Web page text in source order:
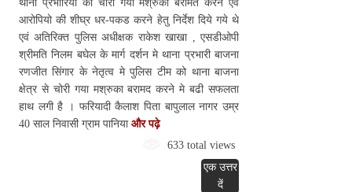
थाना प्रभारियो को चोरी गया मश्रुका बरामत करने एवं
आरोपियो की शीघ्र धर-पकड करने हेतु निर्देश दिये गये थे
एवं अतिरिक्त पुलिस अधीक्षक राकेश खाखा , एसडीओपी
श्रीमति निलम बघेल के मार्ग दर्शन मे थाना प्रभारी बाजना
रणजीत सिंगार के नेतृत्व मे पुलिस टीम को थाना बाजना
क्षेत्र से चोरी गया मश्रुका बरामद करने मे बढी सफलता
हाथ लगी है । फरियादी कैलाश पिता बापुलाल नागर उम्र
40 साल निवासी ग्राम पानिया और पढ़े
633 total views
एक उत्तर
दें